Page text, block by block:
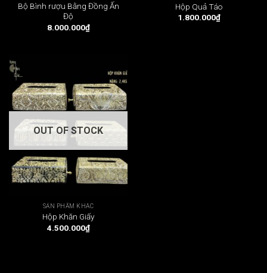
Bộ Bình rượu Bằng Đồng Ấn
Độ
8.000.000₫
Hộp Quả Táo
1.800.000₫
OUT OF STOCK
SẢN PHẨM KHÁC
Hộp Khăn Giấy
4.500.000₫